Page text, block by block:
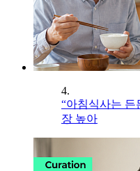
4.
“아침식사는 든
장 높아